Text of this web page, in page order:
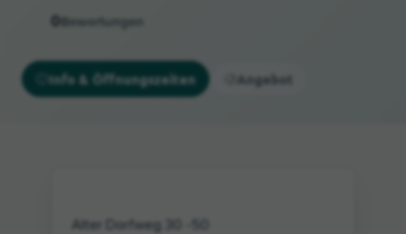
0 Bewertungen
Info & Öffnungszeiten Angebot
Alter Dorfweg 30 -50